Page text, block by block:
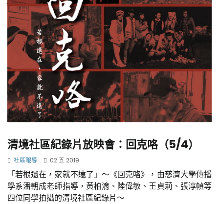
清境社區紀錄片放映會：回克咯（5/4）
社區報導 02 五 2019
「若根還在，家就不遠了」～《回克咯》，由慈濟大學傳播
學系潘朝成老師指導，黃柏淯、陸偉敏、王貞莉、張淳幀等
四位同學拍攝的清境社區紀錄片～